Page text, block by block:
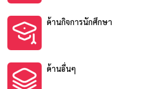
ด้านกิจการนักศึกษา
ด้านอื่นๆ